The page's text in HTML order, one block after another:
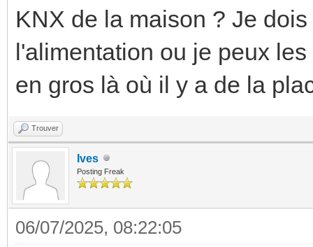
KNX de la maison ? Je
l'alimentation ou je peux
en gros là où il y a de la
Trouver
Ives
Posting Freak
06/07/2025, 08:22:05